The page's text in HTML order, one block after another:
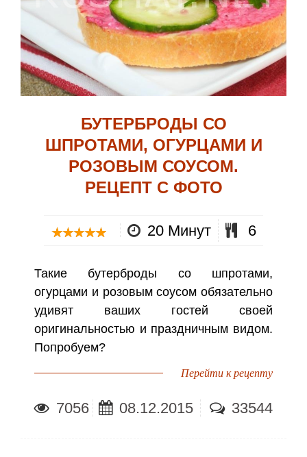
БУТЕРБРОДЫ СО
ШПРОТАМИ, ОГУРЦАМИ И
РОЗОВЫМ СОУСОМ.
РЕЦЕПТ С ФОТО
20 Минут 6
Такие бутерброды со шпротами,
огурцами и розовым соусом обязательно
удивят ваших гостей своей
оригинальностью и праздничным видом.
Попробуем?
Перейти к рецепту
7056 08.12.2015 33544